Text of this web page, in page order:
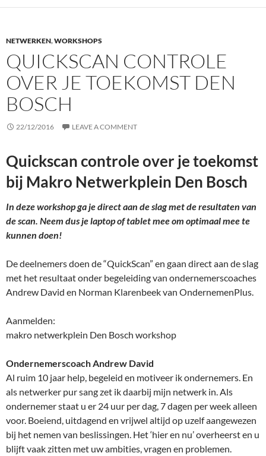
NETWERKEN,WORKSHOPS
QUICKSCAN CONTROLE
OVER JE TOEKOMST DEN
BOSCH
22/12/2016 LEAVE A COMMENT
Quickscan controle over je toekomst
bij Makro Netwerkplein Den Bosch
In deze workshop ga je direct aan de slag met de resultaten van
de scan. Neem dus je laptop of tablet mee om optimaal mee te
kunnen doen!
De deelnemers doen de “QuickScan” en gaan direct aan de slag
met het resultaat onder begeleiding van ondernemerscoaches
Andrew David en Norman Klarenbeek van OndernemenPlus.
Aanmelden:
makro netwerkplein Den Bosch workshop
Ondernemerscoach Andrew David
Al ruim 10 jaar help, begeleid en motiveer ik ondernemers. En
als netwerker pur sang zet ik daarbij mijn netwerk in. Als
ondernemer staat u er 24 uur per dag, 7 dagen per week alleen
voor. Boeiend, uitdagend en vrijwel altijd op uzelf aangewezen
bij het nemen van beslissingen. Het ‘hier en nu’ overheerst en u
blijft vaak zitten met uw ambities, vragen en problemen.